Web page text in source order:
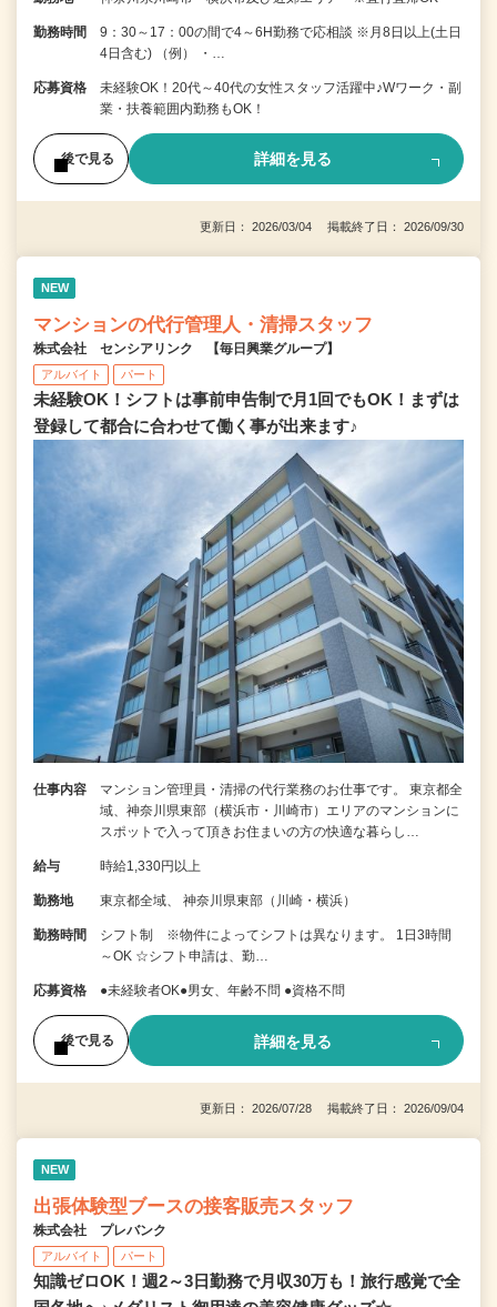
勤務時間
9：30～17：00の間で4～6H勤務で応相談 ※月8日以上(土日
4日含む) （例） ・…
応募資格
未経験OK！20代～40代の女性スタッフ活躍中♪Wワーク・副
業・扶養範囲内勤務もOK！
後で見る 詳細を見る
更新日： 2026/03/04 掲載終了日： 2026/09/30
NEW
マンションの代行管理人・清掃スタッフ
株式会社 センシアリンク 【毎日興業グループ】
アルバイト パート
未経験OK！シフトは事前申告制で月1回でもOK！まずは
登録して都合に合わせて働く事が出来ます♪
仕事内容
マンション管理員・清掃の代行業務のお仕事です。 東京都全
域、神奈川県東部（横浜市・川崎市）エリアのマンションに
スポットで入って頂きお住まいの方の快適な暮らし…
給与 時給1,330円以上
勤務地 東京都全域、 神奈川県東部（川崎・横浜）
勤務時間
シフト制 ※物件によってシフトは異なります。 1日3時間
～OK ☆シフト申請は、勤…
応募資格 ●未経験者OK●男女、年齢不問 ●資格不問
後で見る 詳細を見る
更新日： 2026/07/28 掲載終了日： 2026/09/04
NEW
出張体験型ブースの接客販売スタッフ
株式会社 プレバンク
アルバイト パート
知識ゼロOK！週2～3日勤務で月収30万も！旅行感覚で全